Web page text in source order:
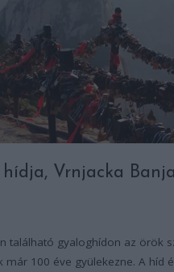
hídja, Vrnjacka
található gyaloghídon az örök
már 100 éve gyülekezne. A híd